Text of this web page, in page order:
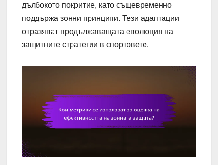
дълбокото покритие, като същевременно
поддържа зонни принципи. Тези адаптации
отразяват продължаващата еволюция на
защитните стратегии в спортовете.